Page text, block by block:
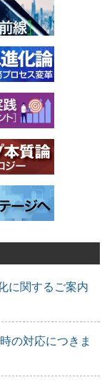
に関するご案内
の対応につきま